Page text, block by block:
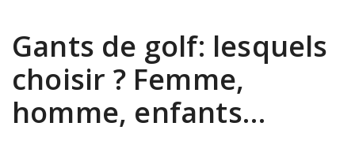
Gants de golf: lesquels
choisir ? Femme,
homme, enfants…